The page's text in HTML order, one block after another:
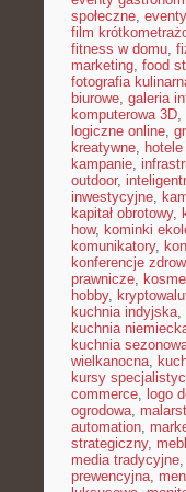
społeczne,
film
fitness w domu,
marketing, food
fotografia
biurowe, galeria
komputerowa 3D,
logiczne online,
kreatywne,
kampanie,
outdoor,
inwestycyjne,
kapitał obrotowy,
how, kominki
komunikatory,
konferencje
prawnicze,
hobby,
kuchnia indyjska,
kuchnia
kuchnia
wielkanocna,
kursy
commerce, logo
ogrodowa,
automation,
strategiczny,
media tradycyjne,
prewencyjna,